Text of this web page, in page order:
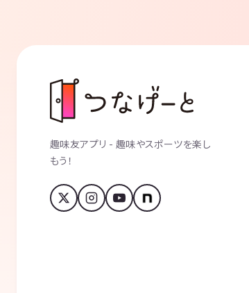
趣味友アプリ - 趣味やスポーツを楽し
もう！